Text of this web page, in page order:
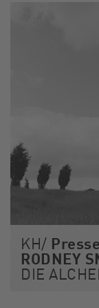
KH/ Presse
RODNEY
DIE